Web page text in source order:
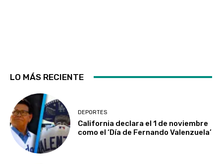
LO MÁS RECIENTE
DEPORTES
California declara el 1 de noviembre
como el ‘Día de Fernando Valenzuela’